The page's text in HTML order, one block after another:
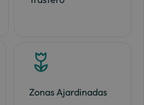
Zonas Ajardinadas